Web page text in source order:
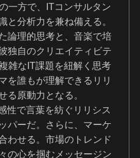
一方で、ITコンサルタン
と分析力を兼ね備える。
論理的思考と、音楽で培
独自のクリエイティビテ
雑なIT課題を紐解く思考
を誰もが理解できるリリ
る原動力となる。
性で言葉を紡ぐリリシス
パーだ。さらに、マーケ
わせる。市場のトレンド
の心を掴むメッセージン